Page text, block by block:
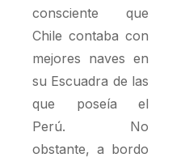
consciente que
Chile contaba con
mejores naves en
su Escuadra de las
que poseía el
Perú. No
obstante, a bordo